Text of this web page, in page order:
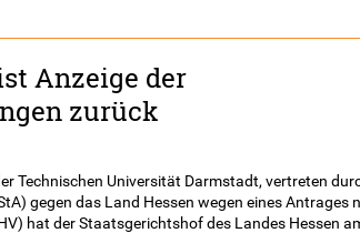
Anzeige der
zurück
Technischen Universität Darmstadt, vertreten
gegen das Land Hessen wegen eines Antrages
hat der Staatsgerichtshof des Landes Hessen